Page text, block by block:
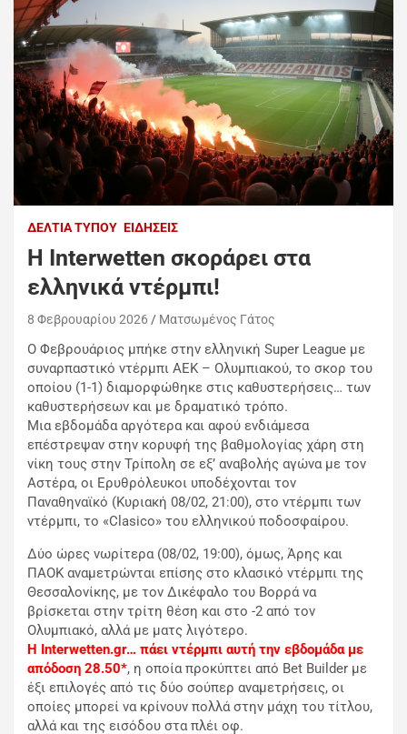
ΔΕΛΤΊΑ ΤΎΠΟΥ ΕΙΔΉΣΕΙΣ
Η Interwetten σκοράρει στα
ελληνικά ντέρμπι!
8 Φεβρουαρίου 2026 Ματσωμένος Γάτος
Ο Φεβρουάριος μπήκε στην ελληνική Super League με
συναρπαστικό ντέρμπι ΑΕΚ – Ολυμπιακού, το σκορ του
οποίου (1-1) διαμορφώθηκε στις καθυστερήσεις… των
καθυστερήσεων και με δραματικό τρόπο.
Μια εβδομάδα αργότερα και αφού ενδιάμεσα
επέστρεψαν στην κορυφή της βαθμολογίας χάρη στη
νίκη τους στην Τρίπολη σε εξ’ αναβολής αγώνα με τον
Αστέρα, οι Ερυθρόλευκοι υποδέχονται τον
Παναθηναϊκό (Κυριακή 08/02, 21:00), στο ντέρμπι των
ντέρμπι, το «Clasico» του ελληνικού ποδοσφαίρου.
Δύο ώρες νωρίτερα (08/02, 19:00), όμως, Άρης και
ΠΑΟΚ αναμετρώνται επίσης στο κλασικό ντέρμπι της
Θεσσαλονίκης, με τον Δικέφαλο του Βορρά να
βρίσκεται στην τρίτη θέση και στο -2 από τον
Ολυμπιακό, αλλά με ματς λιγότερο.
Η Interwetten.gr… πάει ντέρμπι αυτή την εβδομάδα με
απόδοση 28.50*, η οποία προκύπτει από Bet Builder με
έξι επιλογές από τις δύο σούπερ αναμετρήσεις, οι
οποίες μπορεί να κρίνουν πολλά στην μάχη του τίτλου,
αλλά και της εισόδου στα πλέι οφ.